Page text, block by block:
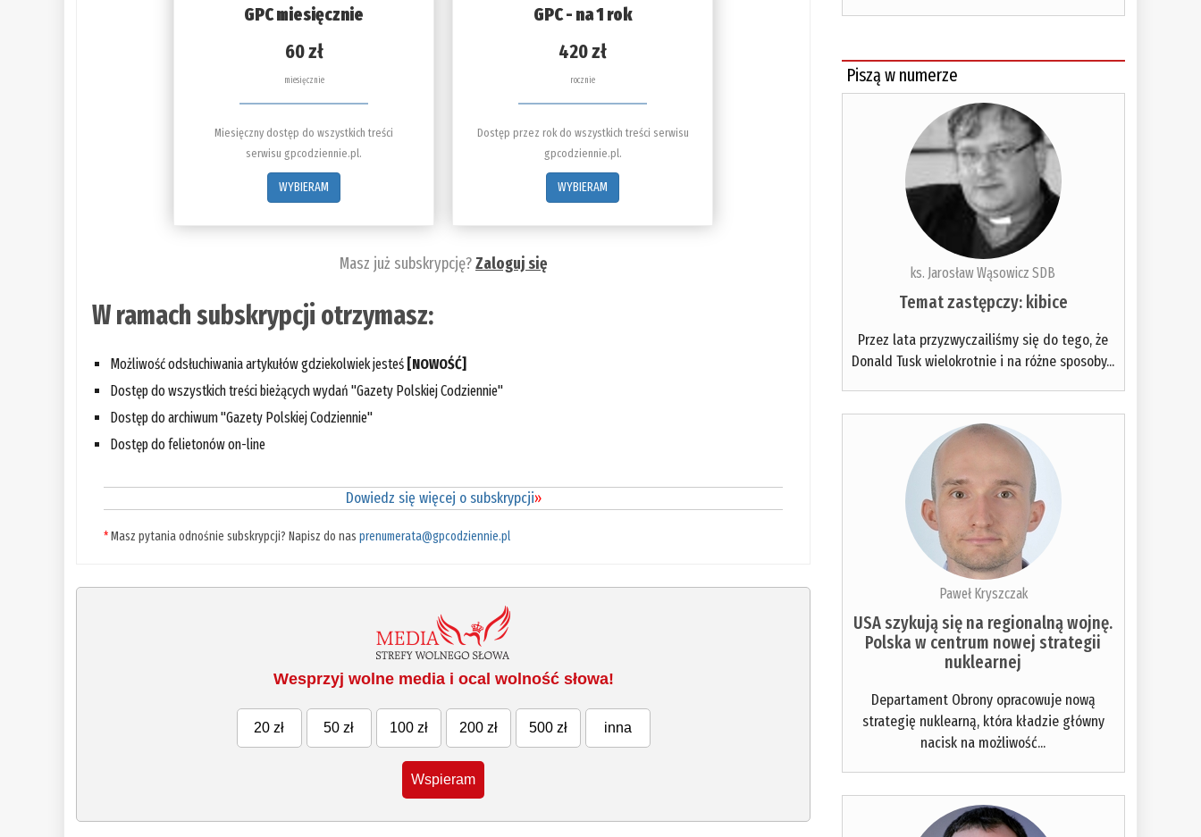
GPC miesięcznie
60 zł
miesięcznie
Miesięczny dostęp do wszystkich treści
serwisu gpcodziennie.pl.
WYBIERAM
GPC - na 1 rok
420 zł
rocznie
Dostęp przez rok do wszystkich treści serwisu
gpcodziennie.pl.
WYBIERAM
Masz już subskrypcję?Zaloguj się
W ramach subskrypcji otrzymasz:
Możliwość odsłuchiwania artykułów gdziekolwiek jesteś [NOWOŚĆ]
Dostęp do wszystkich treści bieżących wydań "Gazety Polskiej Codziennie"
Dostęp do archiwum "Gazety Polskiej Codziennie"
Dostęp do felietonów on-line
Dowiedz się więcej o subskrypcji»
*Masz pytania odnośnie subskrypcji? Napisz do nasprenumerata@gpcodziennie.pl
Wesprzyj wolne media i ocal wolność słowa!
20 zł 50 zł 100 zł 200 zł 500 zł inna
Wspieram
Piszą w numerze
ks. Jarosław Wąsowicz SDB
Temat zastępczy: kibice
Przez lata przyzwyczailiśmy się do tego, że
Donald Tusk wielokrotnie i na różne sposoby...
Paweł Kryszczak
USA szykują się na regionalną wojnę.
Polska w centrum nowej strategii
nuklearnej
Departament Obrony opracowuje nową
strategię nuklearną, która kładzie główny
nacisk na możliwość...